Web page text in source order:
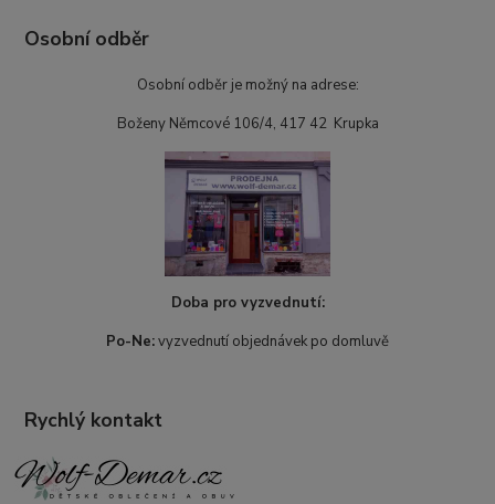
Osobní odběr
Osobní odběr je možný na adrese:
Boženy Němcové 106/4, 417 42 Krupka
Doba pro vyzvednutí:
Po-Ne:vyzvednutí objednávek po domluvě
Rychlý kontakt